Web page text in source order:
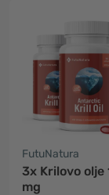
FutuNatura
3x Krilovo olje
mg